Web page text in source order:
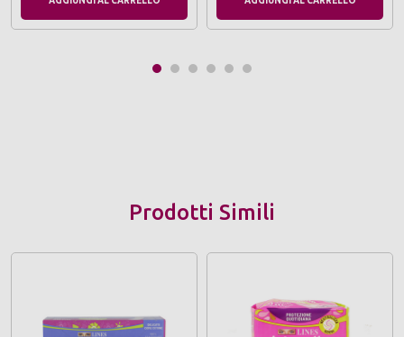
Prodotti Simili